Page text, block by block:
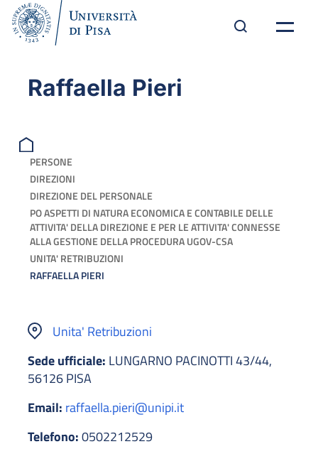
Raffaella Pieri
PERSONE
DIREZIONI
DIREZIONE DEL PERSONALE
PO ASPETTI DI NATURA ECONOMICA E CONTABILE DELLE
ATTIVITA' DELLA DIREZIONE E PER LE ATTIVITA' CONNESSE
ALLA GESTIONE DELLA PROCEDURA UGOV-CSA
UNITA' RETRIBUZIONI
RAFFAELLA PIERI
Unita' Retribuzioni
Sede ufficiale: LUNGARNO PACINOTTI 43/44,
56126 PISA
Email: raffaella.pieri@unipi.it
Telefono:0502212529